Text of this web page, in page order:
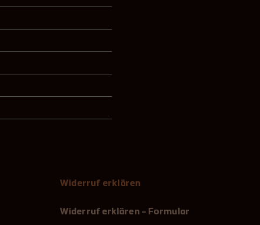
Widerruf erklären
Widerruf erklären - Formular